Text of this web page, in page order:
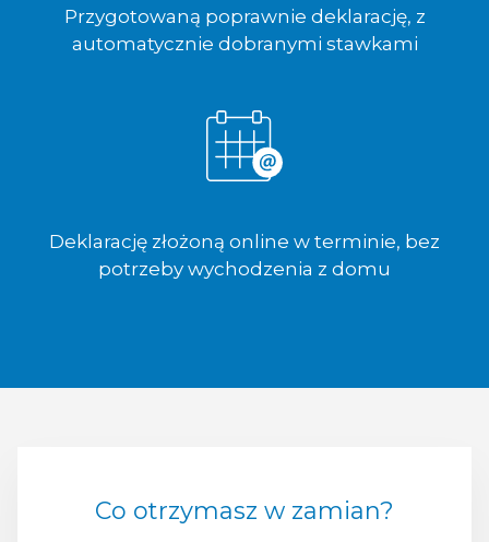
Przygotowaną poprawnie deklarację, z
automatycznie dobranymi stawkami
Deklarację złożoną online w terminie, bez
potrzeby wychodzenia z domu
Co otrzymasz w zamian?